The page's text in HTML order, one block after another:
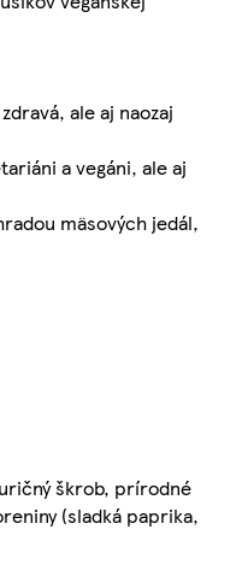
ale aj naozaj
a vegáni, ale aj
mäsových jedál,
škrob, prírodné
(sladká paprika,